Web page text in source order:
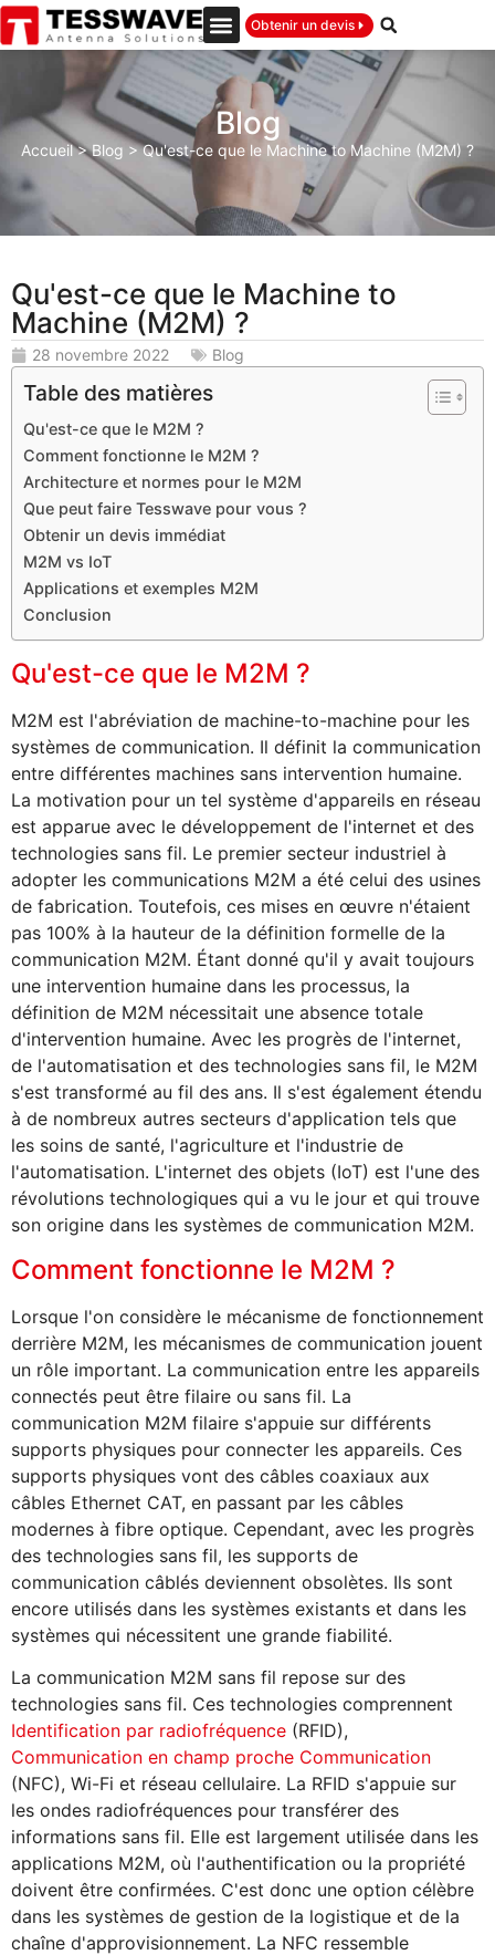
Obtenir un devis
Blog
Accueil>Blog >Qu'est-ce que le Machine to Machine (M2M) ?
Qu'est-ce que le Machine to
Machine (M2M) ?
28 novembre 2022 Blog
Table des matières
Qu'est-ce que le M2M ?
Comment fonctionne le M2M ?
Architecture et normes pour le M2M
Que peut faire Tesswave pour vous ?
Obtenir un devis immédiat
M2M vs IoT
Applications et exemples M2M
Conclusion
Qu'est-ce que le M2M ?
M2M est l'abréviation de machine-to-machine pour les
systèmes de communication. Il définit la communication
entre différentes machines sans intervention humaine.
La motivation pour un tel système d'appareils en réseau
est apparue avec le développement de l'internet et des
technologies sans fil. Le premier secteur industriel à
adopter les communications M2M a été celui des usines
de fabrication. Toutefois, ces mises en œuvre n'étaient
pas 100% à la hauteur de la définition formelle de la
communication M2M. Étant donné qu'il y avait toujours
une intervention humaine dans les processus, la
définition de M2M nécessitait une absence totale
d'intervention humaine. Avec les progrès de l'internet,
de l'automatisation et des technologies sans fil, le M2M
s'est transformé au fil des ans. Il s'est également étendu
à de nombreux autres secteurs d'application tels que
les soins de santé, l'agriculture et l'industrie de
l'automatisation. L'internet des objets (IoT) est l'une des
révolutions technologiques qui a vu le jour et qui trouve
son origine dans les systèmes de communication M2M.
Comment fonctionne le M2M ?
Lorsque l'on considère le mécanisme de fonctionnement
derrière M2M, les mécanismes de communication jouent
un rôle important. La communication entre les appareils
connectés peut être filaire ou sans fil. La
communication M2M filaire s'appuie sur différents
supports physiques pour connecter les appareils. Ces
supports physiques vont des câbles coaxiaux aux
câbles Ethernet CAT, en passant par les câbles
modernes à fibre optique. Cependant, avec les progrès
des technologies sans fil, les supports de
communication câblés deviennent obsolètes. Ils sont
encore utilisés dans les systèmes existants et dans les
systèmes qui nécessitent une grande fiabilité.
La communication M2M sans fil repose sur des
technologies sans fil. Ces technologies comprennent
Identification par radiofréquence (RFID),
Communication en champ proche Communication
(NFC), Wi-Fi et réseau cellulaire. La RFID s'appuie sur
les ondes radiofréquences pour transférer des
informations sans fil. Elle est largement utilisée dans les
applications M2M, où l'authentification ou la propriété
doivent être confirmées. C'est donc une option célèbre
dans les systèmes de gestion de la logistique et de la
chaîne d'approvisionnement. La NFC ressemble